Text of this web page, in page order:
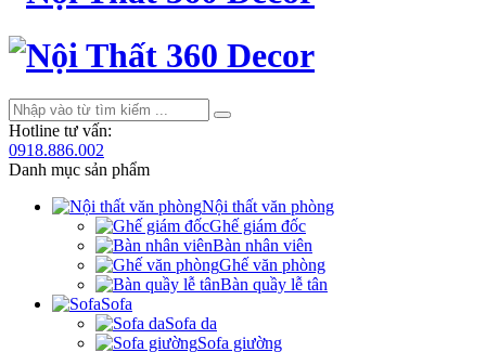
Hotline tư vấn:
0918.886.002
Danh mục sản phẩm
Nội thất văn phòng
Ghế giám đốc
Bàn nhân viên
Ghế văn phòng
Bàn quầy lễ tân
Sofa
Sofa da
Sofa giường